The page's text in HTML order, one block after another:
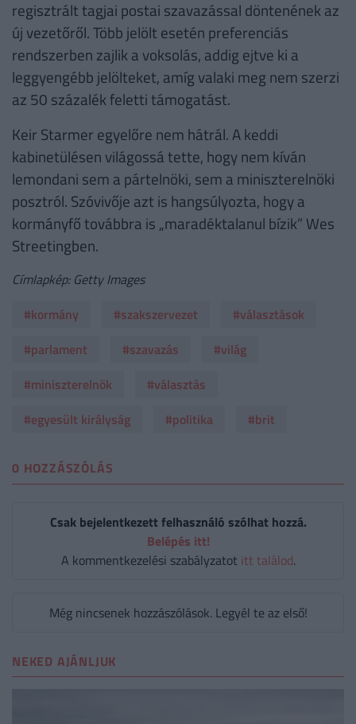
regisztrált tagjai postai szavazással döntenének az
új vezetőről. Több jelölt esetén preferenciás
rendszerben zajlik a voksolás, addig ejtve ki a
leggyengébb jelölteket, amíg valaki meg nem szerzi
az 50 százalék feletti támogatást.
Keir Starmer egyelőre nem hátrál. A keddi
kabinetülésen világossá tette, hogy nem kíván
lemondani sem a pártelnöki, sem a miniszterelnöki
posztról. Szóvivője azt is hangsúlyozta, hogy a
kormányfő továbbra is „maradéktalanul bízik” Wes
Streetingben.
Címlapkép: Getty Images
#kormány
#szakszervezet
#választások
#parlament
#szavazás
#világ
#miniszterelnök
#választás
#egyesült királyság
#politika #brit
0 HOZZÁSZÓLÁS
Csak bejelentkezett felhasználó szólhat hozzá.
Belépés itt!
A kommentkezelési szabályzatot itt találod.
Még nincsenek hozzászólások. Legyél te az első!
NEKED AJÁNLJUK